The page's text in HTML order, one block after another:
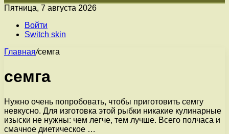
Пятница, 7 августа 2026
Войти
Switch skin
Главная/семга
семга
Нужно очень попробовать, чтобы приготовить семгу
невкусно. Для изготовка этой рыбки никакие кулинарные
изыски не нужны: чем легче, тем лучше. Всего полчаса и
смачное диетическое …